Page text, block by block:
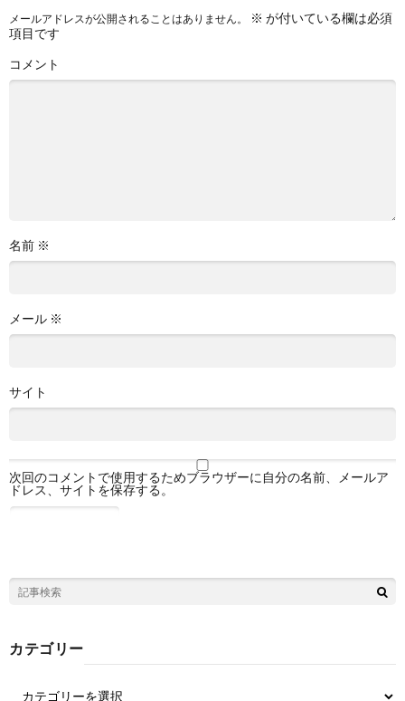
メールアドレスが公開されることはありません。 ※ が付いている欄は必須
項目です
コメント
名前 ※
メール ※
サイト
次回のコメントで使用するためブラウザーに自分の名前、メールア
ドレス、サイトを保存する。
カテゴリー